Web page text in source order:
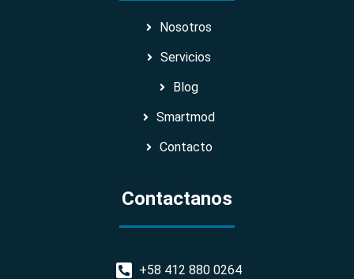
Nosotros
Servicios
Blog
Smartmod
Contacto
Contactanos
+58 412 880 0264